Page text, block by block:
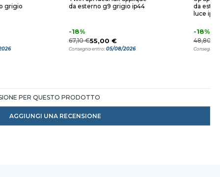
grigio
da esterno g9 grigio ip44
-18%
67,10 €55,00 €
Consegna entro:05/08/2026
da
luce
-18%
48,80 €
Consegna
PER QUESTO PRODOTTO
AGGIUNGI UNA RECENSIONE